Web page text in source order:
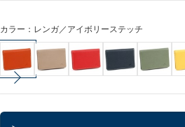
カラー：レンガ／アイボリーステッチ